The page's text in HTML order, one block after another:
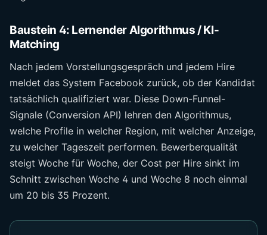
Baustein 4: Lernender Algorithmus / KI-
Matching
Nach jedem Vorstellungsgespräch und jedem Hire
meldet das System Facebook zurück, ob der Kandidat
tatsächlich qualifiziert war. Diese Down-Funnel-
Signale (Conversion API) lehren den Algorithmus,
welche Profile in welcher Region, mit welcher Anzeige,
zu welcher Tageszeit performen. Bewerberqualität
steigt Woche für Woche, der Cost per Hire sinkt im
Schnitt zwischen Woche 4 und Woche 8 noch einmal
um 20 bis 35 Prozent.